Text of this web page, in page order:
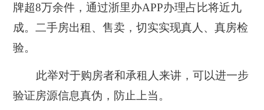
牌超8万余件，通过浙里办APP办理占比将近九
成。二手房出租、售卖，切实实现真人、真房检
验。
此举对于购房者和承租人来讲，可以进一步
验证房源信息真伪，防止上当。